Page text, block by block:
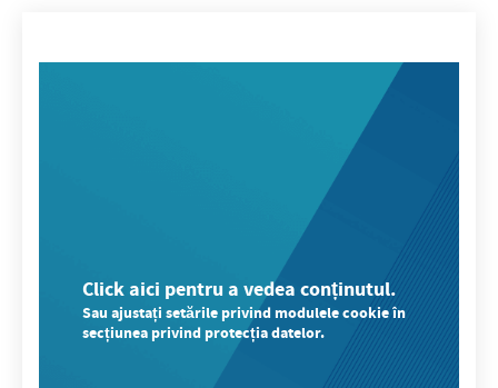
Click aici pentru a vedea conținutul.
Sau ajustați setările privind modulele cookie în
secțiunea privind protecția datelor.